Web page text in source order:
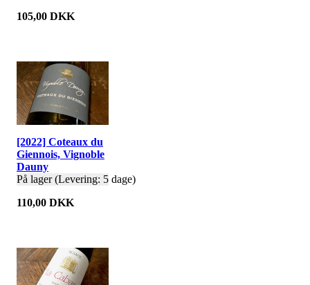
105,00 DKK
[2022] Coteaux du
Giennois, Vignoble
Dauny
På lager (Levering: 5 dage)
110,00 DKK